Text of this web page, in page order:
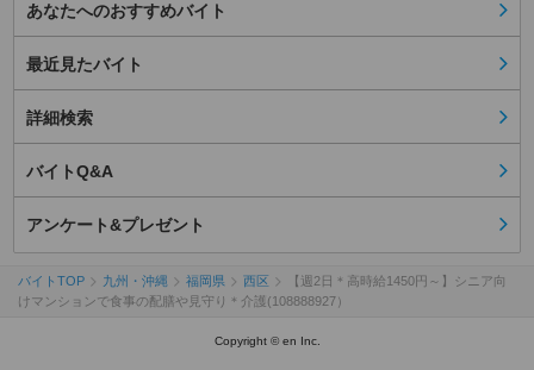
あなたへのおすすめバイト
最近見たバイト
詳細検索
バイトQ&A
アンケート&プレゼント
バイトTOP 九州・沖縄 福岡県 西区
【週2日＊高時給1450円～】シニア向
けマンションで食事の配膳や見守り＊介護(108888927）
Copyright © en Inc.